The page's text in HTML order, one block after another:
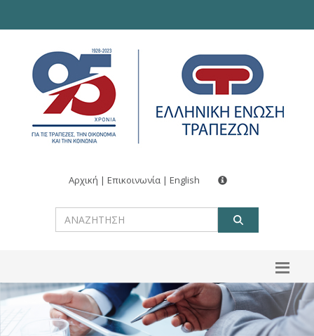
Αρχική | Επικοινωνία | English